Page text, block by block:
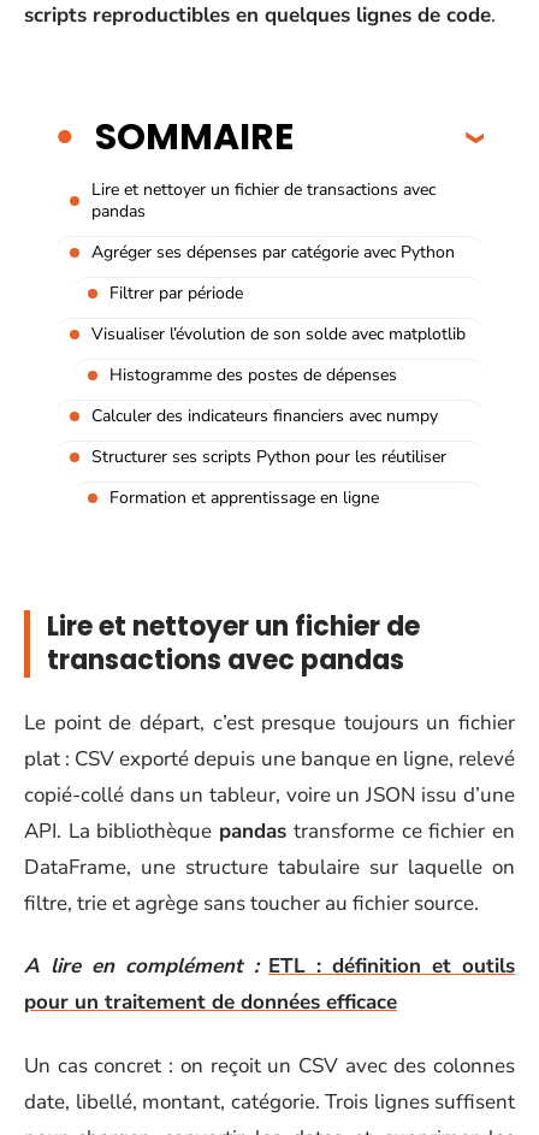
scripts reproductibles en quelques lignes de code.
SOMMAIRE
Lire et nettoyer un fichier de transactions avec
pandas
Agréger ses dépenses par catégorie avec Python
Filtrer par période
Visualiser l’évolution de son solde avec matplotlib
Histogramme des postes de dépenses
Calculer des indicateurs financiers avec numpy
Structurer ses scripts Python pour les réutiliser
Formation et apprentissage en ligne
Lire et nettoyer un fichier de
transactions avec pandas
Le point de départ, c’est presque toujours un fichier
plat : CSV exporté depuis une banque en ligne, relevé
copié-collé dans un tableur, voire un JSON issu d’une
API. La bibliothèque pandas transforme ce fichier en
DataFrame, une structure tabulaire sur laquelle on
filtre, trie et agrège sans toucher au fichier source.
A lire en complément : ETL : définition et outils
pour un traitement de données efficace
Un cas concret : on reçoit un CSV avec des colonnes
date, libellé, montant, catégorie. Trois lignes suffisent